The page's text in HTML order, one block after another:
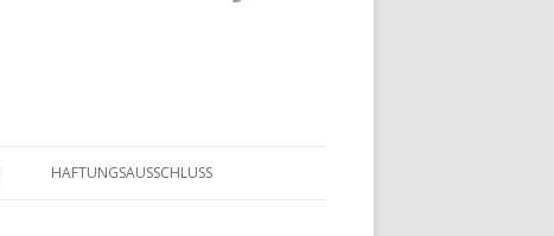
HAFTUNGSAUSSCHLUSS